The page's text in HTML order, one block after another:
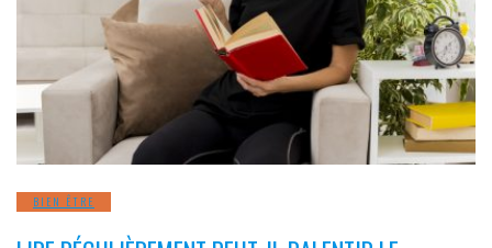
BIEN ÊTRE